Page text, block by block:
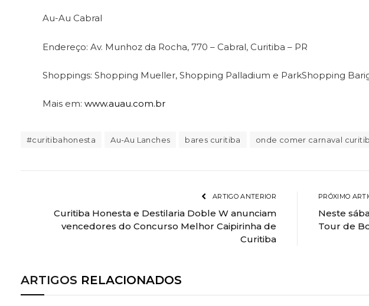
Au-Au Cabral
Endereço: Av. Munhoz da Rocha, 770 – Cabral, Curitiba – PR
Shoppings: Shopping Mueller, Shopping Palladium e ParkShopping
Mais em: www.auau.com.br
#curitibahonesta Au-Au Lanches bares curitiba onde comer carnaval
ARTIGO ANTERIOR
Curitiba Honesta e Destilaria Doble W anunciam
vencedores do Concurso Melhor Caipirinha de
Curitiba
PRÓXIMO
Neste
Tour de
ARTIGOS RELACIONADOS